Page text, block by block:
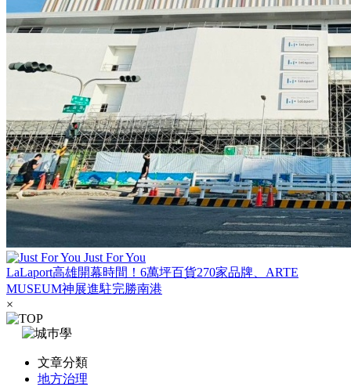
Just For You
LaLaport高雄開幕時間！6萬坪百貨270家品牌、ARTE
MUSEUM神展進駐完勝南港
×
文章分類
地方治理